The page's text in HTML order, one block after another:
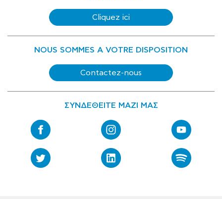
Cliquez ici
NOUS SOMMES A VOTRE DISPOSITION
Contactez-nous
ΣΥΝΔΕΘΕΙΤΕ ΜΑΖΙ ΜΑΣ